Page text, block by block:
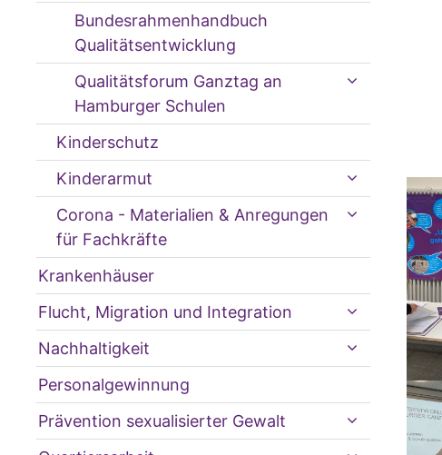
Bundesrahmenhandbuch
Qualitätsentwicklung
Qualitätsforum Ganztag an
Hamburger Schulen
Kinderschutz
Kinderarmut
Corona - Materialien & Anregungen
für Fachkräfte
Krankenhäuser
Flucht, Migration und Integration
Nachhaltigkeit
Personalgewinnung
Prävention sexualisierter Gewalt